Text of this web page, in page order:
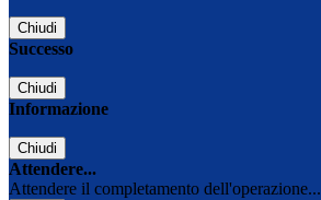
Chiudi
Successo
Chiudi
Informazione
Chiudi
Attendere...
Attendere il completamento dell'operazione...